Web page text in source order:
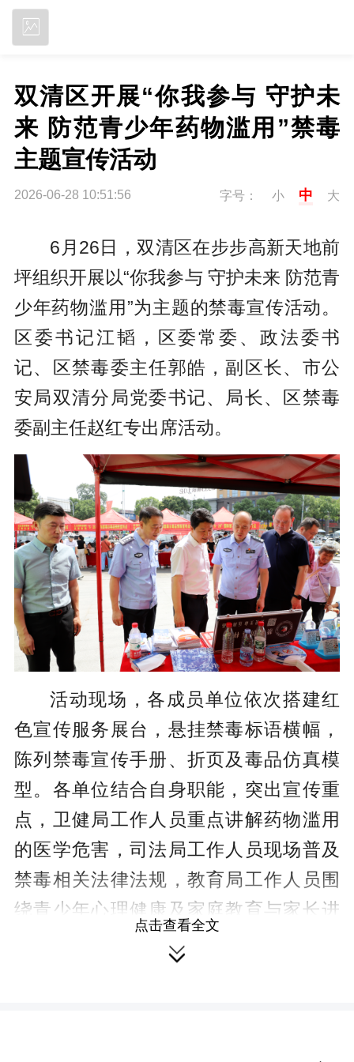
双清区开展“你我参与 守护未
来 防范青少年药物滥用”禁毒
主题宣传活动
2026-06-28 10:51:56 字号： 小 中 大
6月26日，双清区在步步高新天地前
坪组织开展以“你我参与 守护未来 防范青
少年药物滥用”为主题的禁毒宣传活动。
区委书记江韬，区委常委、政法委书
记、区禁毒委主任郭皓，副区长、市公
安局双清分局党委书记、局长、区禁毒
委副主任赵红专出席活动。
活动现场，各成员单位依次搭建红
色宣传服务展台，悬挂禁毒标语横幅，
陈列禁毒宣传手册、折页及毒品仿真模
型。各单位结合自身职能，突出宣传重
点，卫健局工作人员重点讲解药物滥用
的医学危害，司法局工作人员现场普及
禁毒相关法律法规，教育局工作人员围
绕青少年心理健康及家庭教育与家长进
行深入交流。各单位宣传棚依次排开，
形成“禁毒宣传长廊”，吸引了大批过往市
点击查看全文
